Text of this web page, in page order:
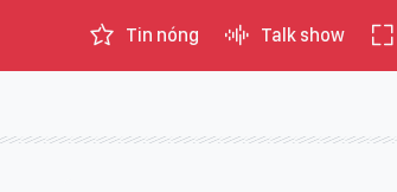
Tin nóng Talk show